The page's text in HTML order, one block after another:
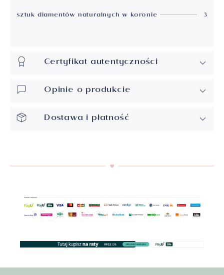
sztuk diamentów naturalnych w koronie
3
Certyfikat autentyczności
Opinie o produkcie
Dostawa i płatność